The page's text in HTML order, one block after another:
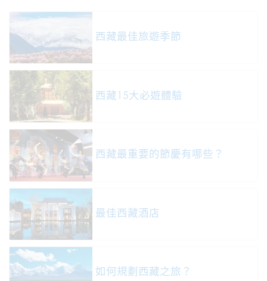
西藏最佳旅遊季節
西藏15大必遊體驗
西藏最重要的節慶有哪些？
最佳西藏酒店
如何規劃西藏之旅？